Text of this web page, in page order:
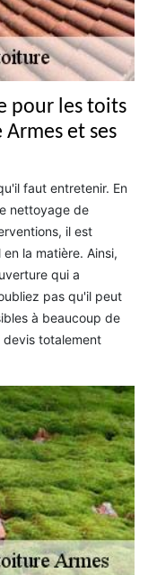
pour les toits
et ses
faut entretenir. En
nettoyage de
il est
la matière. Ainsi,
qui a
pas qu'il peut
à beaucoup de
devis totalement